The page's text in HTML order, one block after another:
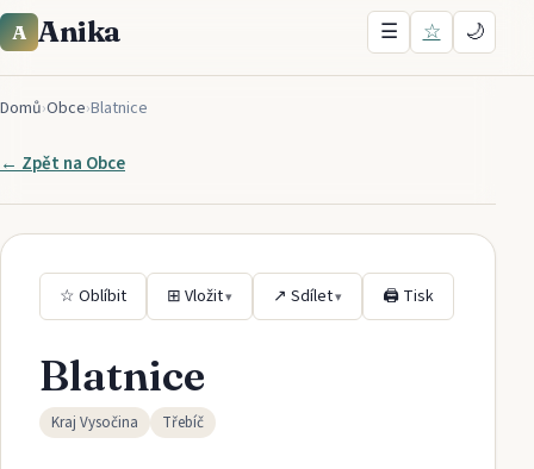
A Anika ☰ ☆ 🌙
Domů›Obce›Blatnice
← Zpět na Obce
☆ Oblíbit ⊞ Vložit▾ ↗ Sdílet▾ 🖨 Tisk
Blatnice
Kraj Vysočina Třebíč